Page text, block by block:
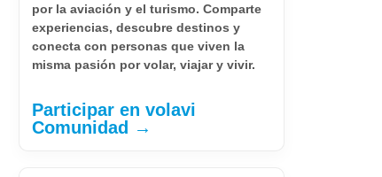
por la aviación y el turismo. Comparte
experiencias, descubre destinos y
conecta con personas que viven la
misma pasión por volar, viajar y vivir.
Participar en volavi
Comunidad →